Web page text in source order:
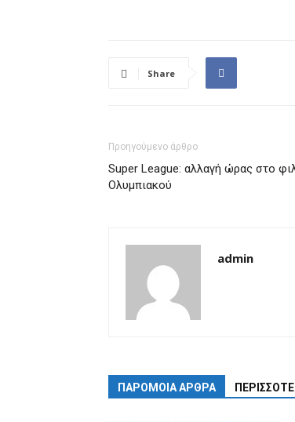
Share
Προηγούμενο άρθρο
Super League: αλλαγή ώρας στο
Ολυμπιακού
admin
ΠΑΡΟΜΟΙΑ ΑΡΘΡΑ